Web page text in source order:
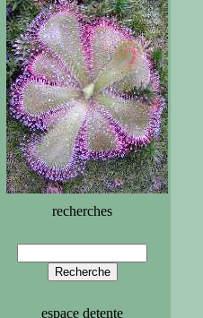
recherches
espace detente